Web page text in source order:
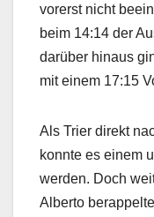
vorerst nicht
beim 14:14 der
darüber hinaus
mit einem 17:15
Als Trier direkt
konnte es einem
werden. Doch
Alberto